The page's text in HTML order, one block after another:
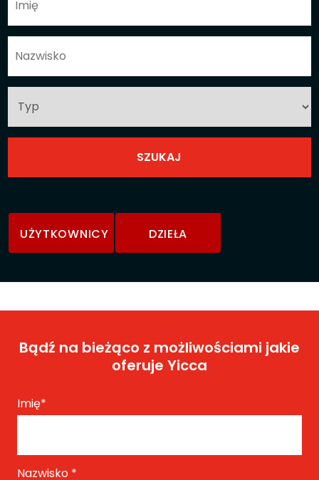
UŻYTKOWNICY DZIEŁA
Bądź na bieżąco z możliwościami jakie
oferuje Yicca
Imię*
Nazwisko *